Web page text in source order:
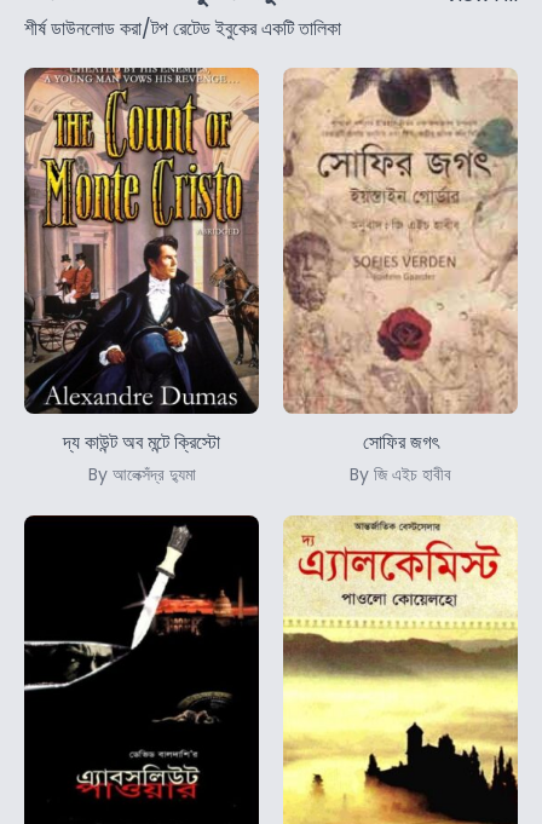
শীর্ষ ডাউনলোড করা/টপ রেটেড ইবুকের একটি তালিকা
দ্য কাউন্ট অব মন্টে ক্রিস্টো
By আলেক্সঁদ্র দ্যুমা
সোফির জগৎ
By জি এইচ হাবীব